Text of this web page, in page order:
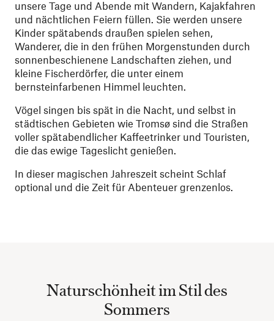
unsere Tage und Abende mit Wandern, Kajakfahren
und nächtlichen Feiern füllen. Sie werden unsere
Kinder spätabends draußen spielen sehen,
Wanderer, die in den frühen Morgenstunden durch
sonnenbeschienene Landschaften ziehen, und
kleine Fischerdörfer, die unter einem
bernsteinfarbenen Himmel leuchten.
Vögel singen bis spät in die Nacht, und selbst in
städtischen Gebieten wie Tromsø sind die Straßen
voller spätabendlicher Kaffeetrinker und Touristen,
die das ewige Tageslicht genießen.
In dieser magischen Jahreszeit scheint Schlaf
optional und die Zeit für Abenteuer grenzenlos.
Naturschönheit im Stil des
Sommers